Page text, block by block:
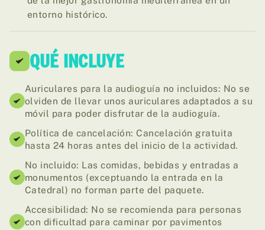
entorno histórico.
QUÉ INCLUYE
Auriculares para la audioguía no incluidos: No se
olviden de llevar unos auriculares adaptados a su
móvil para poder disfrutar de la audioguía.
Política de cancelación: Cancelación gratuita
hasta 24 horas antes del inicio de la actividad.
No incluido: Las comidas, bebidas y entradas a
monumentos (exceptuando la entrada en la
Catedral) no forman parte del paquete.
Accesibilidad: No se recomienda para personas
con dificultad para caminar por pavimentos